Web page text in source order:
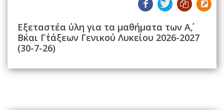
Εξεταστέα ύλη για τα μαθήματα των Α΄,
Β΄και Γ΄τάξεων Γενικού Λυκείου 2026-2027
(30-7-26)